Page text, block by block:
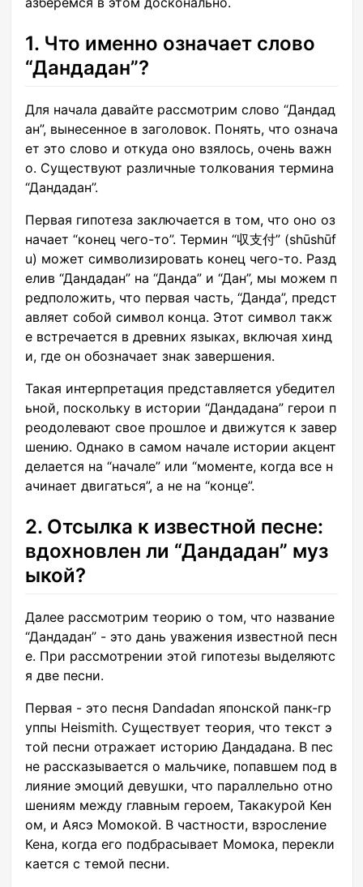
1. Что именно означает слово
“Дандадан”?
Для начала давайте рассмотрим слово “Дандад
ан”, вынесенное в заголовок. Понять, что означа
ет это слово и откуда оно взялось, очень важн
о. Существуют различные толкования термина
“Дандадан”.
Первая гипотеза заключается в том, что оно оз
начает “конец чего-то”. Термин “収支付” (shūshūf
u) может символизировать конец чего-то. Разд
елив “Дандадан” на “Данда” и “Дан”, мы можем п
редположить, что первая часть, “Данда”, предст
авляет собой символ конца. Этот символ такж
е встречается в древних языках, включая хинд
и, где он обозначает знак завершения.
Такая интерпретация представляется убедител
ьной, поскольку в истории “Дандадана” герои п
реодолевают свое прошлое и движутся к завер
шению. Однако в самом начале истории акцент
делается на “начале” или “моменте, когда все н
ачинает двигаться”, а не на “конце”.
2. Отсылка к известной песне:
вдохновлен ли “Дандадан” муз
ыкой?
Далее рассмотрим теорию о том, что название
“Дандадан” - это дань уважения известной песн
е. При рассмотрении этой гипотезы выделяютс
я две песни.
Первая - это песня Dandadan японской панк-гр
уппы Heismith. Существует теория, что текст э
той песни отражает историю Дандадана. В пес
не рассказывается о мальчике, попавшем под в
лияние эмоций девушки, что параллельно отно
шениям между главным героем, Такакурой Кен
ом, и Аясэ Момокой. В частности, взросление
Кена, когда его подбрасывает Момока, перекли
кается с темой песни.